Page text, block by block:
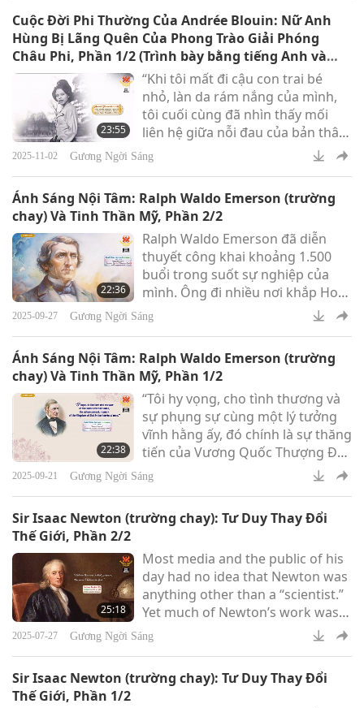
Cuộc Đời Phi Thường Của Andrée Blouin: Nữ Anh
Hùng Bị Lãng Quên Của Phong Trào Giải Phóng
Châu Phi, Phần 1/2 (Trình bày bằng tiếng Anh và
tiếng Pháp)
23:55
“Khi tôi mất đi cậu con trai bé
nhỏ, làn da rám nắng của mình,
tôi cuối cùng đã nhìn thấy mối
liên hệ giữa nỗi đau của bản thân
với nỗi đau của đồng bào tôi, và
tôi biết rằng mình phải hành
2025-11-02 Gương Ngời Sáng
Ánh Sáng Nội Tâm: Ralph Waldo Emerson (trường
chay) Và Tinh Thần Mỹ, Phần 2/2
22:36
Ralph Waldo Emerson đã diễn
thuyết công khai khoảng 1.500
buổi trong suốt sự nghiệp của
mình. Ông đi nhiều nơi khắp Hoa
Kỳ, mang những tư tưởng trí tuệ
và tâm linh trực tiếp đến với các
2025-09-27 Gương Ngời Sáng
Ánh Sáng Nội Tâm: Ralph Waldo Emerson (trường
chay) Và Tinh Thần Mỹ, Phần 1/2
22:38
“Tôi hy vọng, cho tình thương và
sự phụng sự cùng một lý tưởng
vĩnh hằng ấy, đó chính là sự thăng
tiến của Vương Quốc Thượng Đế
trong trái tim nhân loại”. – Ralph
Waldo Emerson (trường chay)
2025-09-21 Gương Ngời Sáng
Sir Isaac Newton (trường chay): Tư Duy Thay Đổi
Thế Giới, Phần 2/2
25:18
Most media and the public of his
day had no idea that Newton was
anything other than a “scientist.”
Yet much of Newton’s work was
devoted to theology, mysticism,
and alchemy. According to
When I look at the solar system, I
2025-07-27 Gương Ngời Sáng
Sir Isaac Newton (trường chay): Tư Duy Thay Đổi
Thế Giới, Phần 1/2